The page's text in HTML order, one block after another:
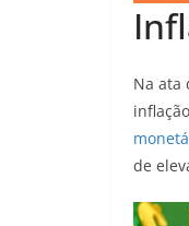
Na ata
de